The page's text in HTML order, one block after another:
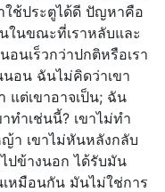
ใช้ประตูได้ดี ปัญหาคือ
นในขณะที่เราหลับและ
อนเร็วกว่าปกติหรือเรา
อน ฉันไม่คิดว่าเขา
แต่เขาอาจเป็น; ฉัน
ทำเช่นนี้? เขาไม่ทำ
ญ้า เขาไม่หันหลังกลับ
ไปข้างนอก ได้รับมัน
หมือนกัน มันไม่ใช่การ